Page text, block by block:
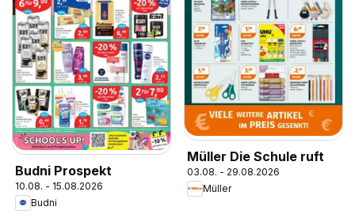
Budni Prospekt
10.08. - 15.08.2026
Budni
Müller Die Schule ruft
03.08. - 29.08.2026
Müller